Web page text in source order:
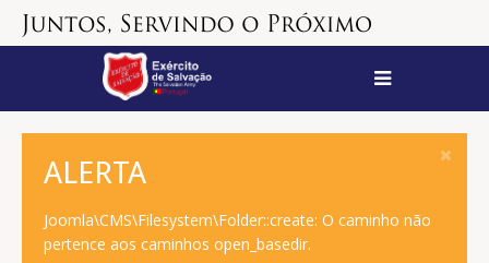
ALERTA
Joomla\CMS\Filesystem\Folder::create: O caminho não
pertence aos caminhos open_basedir.